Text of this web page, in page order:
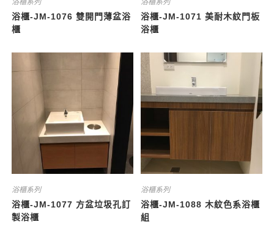
浴櫃-JM-1076 雙開門薄盆浴
櫃
浴櫃-JM-1071 美耐木紋門板
浴櫃
浴櫃系列
浴櫃-JM-1077 方盆垃圾孔訂
製浴櫃
浴櫃系列
浴櫃-JM-1088 木紋色系浴櫃
組